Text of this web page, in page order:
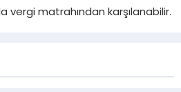
vergi matrahından karşılanabilir.